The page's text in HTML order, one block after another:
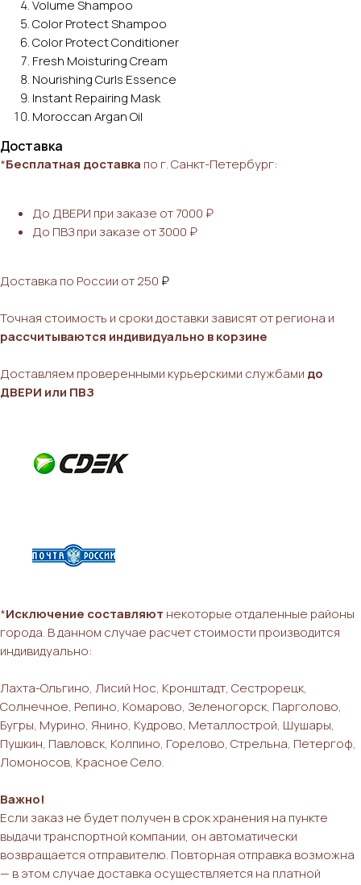
Volume Shampoo
Сolor Protect Shampoo
Color Protect Conditioner
Fresh Moisturing Cream
Nourishing Curls Essence
Instant Repairing Mask
Moroccan Argan Oil
Доставка
*Бесплатная доставка по г. Санкт-Петербург:
До ДВЕРИ при заказе от 7000 ₽
До ПВЗ при заказе от 3000 ₽
Доставка по России от 250 ₽
Точная стоимость и сроки доставки зависят от региона и
рассчитываются индивидуально в корзине
Доставляем проверенными курьерскими службами до
ДВЕРИ или ПВЗ
*Исключение составляют некоторые отдаленные районы
города. В данном случае расчет стоимости производится
индивидуально:
Лахта-Ольгино, Лисий Нос, Кронштадт, Сестрорецк,
Солнечное, Репино, Комарово, Зеленогорск, Парголово,
Бугры, Мурино, Янино, Кудрово, Металлострой, Шушары,
Пушкин, Павловск, Колпино, Горелово, Стрельна, Петергоф,
Ломоносов, Красное Село.
Важно!
Если заказ не будет получен в срок хранения на пункте
выдачи транспортной компании, он автоматически
возвращается отправителю. Повторная отправка возможна
— в этом случае доставка осуществляется на платной